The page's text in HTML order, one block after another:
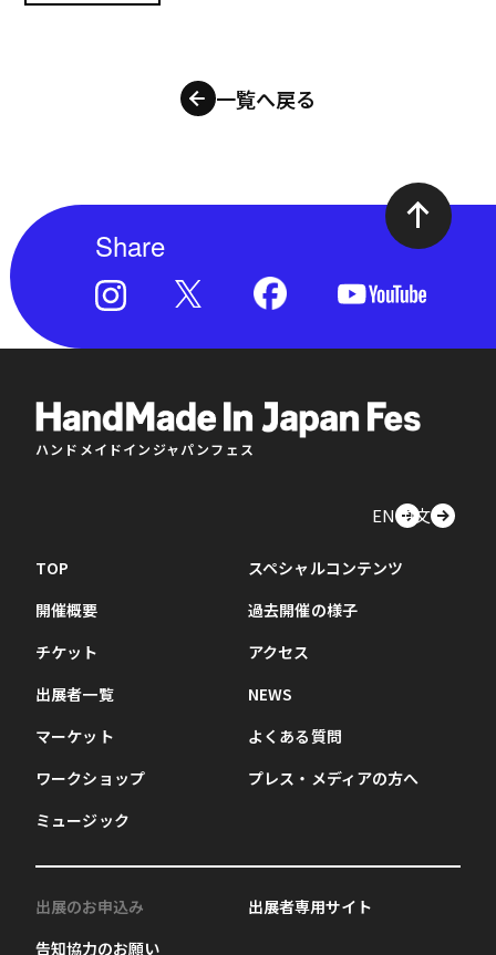
一覧へ戻る
Share
ハンドメイドインジャパンフェス
EN中文
TOP
開催概要
チケット
出展者一覧
マーケット
ワークショップ
ミュージック
スペシャルコンテンツ
過去開催の様子
アクセス
NEWS
よくある質問
プレス・メディアの方へ
出展のお申込み
告知協力のお願い
出展者専用サイト